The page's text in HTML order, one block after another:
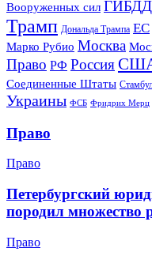
Вооруженных сил ГИБДД
Трамп Дональда Трампа ЕС
Марко Рубио Москва
Право РФ Россия
Соединенные Штаты
Украины ФСБ Фридрих Мерц
Право
Право
Петербургский
породил множество
Право